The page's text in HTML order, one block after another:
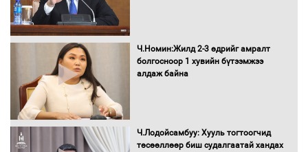
Ч.Номин:Жилд 2-3 өдрийг амралт
болгосноор 1 хувийн бүтээмжээ
алдаж байна
Ч.Лодойсамбуу: Хууль тогтоогчид
төсөөллөөр биш судалгаатай хандах